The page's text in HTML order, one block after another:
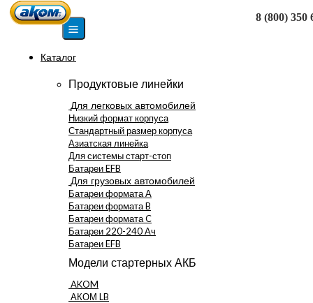
Москва 8 (800) 350
Каталог
Продуктовые линейки
Для легковых автомобилей
Низкий формат корпуса
Стандартный размер корпуса
Азиатская линейка
Для системы старт-стоп
Батареи EFB
Для грузовых автомобилей
Батареи формата А
Батареи формата B
Батареи формата C
Батареи 220-240 Ач
Батареи EFB
Модели стартерных АКБ
AKOM
АКОМ LB